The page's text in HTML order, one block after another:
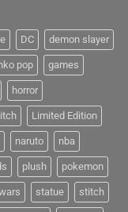
DC demon slayer
pop games
horror
Limited Edition
naruto nba
plush pokemon
statue stitch